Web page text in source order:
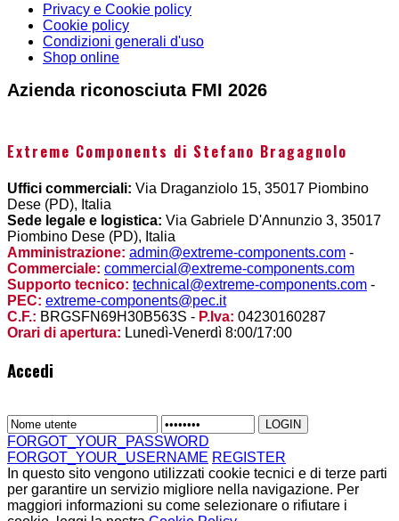
Privacy e Cookie policy
Cookie policy
Condizioni generali d'uso
Shop online
Azienda riconosciuta FMI 2026
Extreme Components di Stefano Bragagnolo
Uffici commerciali: Via Draganziolo 15, 35017 Piombino
Dese (PD), Italia
Sede legale e logistica: Via Gabriele D'Annunzio 3, 35017
Piombino Dese (PD), Italia
Amministrazione: admin@extreme-components.com -
Commerciale: commercial@extreme-components.com
Supporto tecnico: technical@extreme-components.com -
PEC: extreme-components@pec.it
C.F.: BRGSFN69H30B563S - P.Iva: 04230160287
Orari di apertura: Lunedì-Venerdì 8:00/17:00
Accedi
FORGOT_YOUR_PASSWORD
FORGOT_YOUR_USERNAME REGISTER
In questo sito vengono utilizzati cookie tecnici e di terze parti
per garantire un servizio migliore nella navigazione. Per
maggiori informazioni su come selezionare o rifiutare i